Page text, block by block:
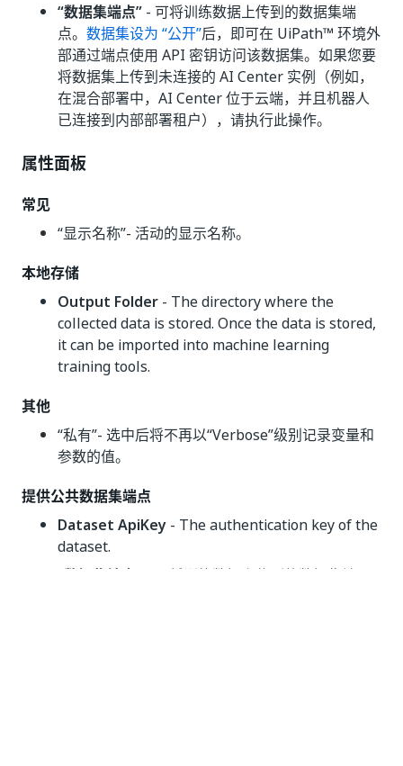
“数据集端点” - 可将训练数据上传到的数据集端
点。 数据集设为 “公开”后，即可在 UiPath™ 环境外
部通过端点使用 API 密钥访问该数据集。如果您要
将数据集上传到未连接的 AI Center 实例（例如，
在混合部署中，AI Center 位于云端，并且机器人
已连接到内部部署租户），请执行此操作。
属性面板
常见
“显示名称”- 活动的显示名称。
本地存储
Output Folder - The directory where the
collected data is stored. Once the data is stored,
it can be imported into machine learning
training tools.
其他
“私有”- 选中后将不再以“Verbose”级别记录变量和
参数的值。
提供公共数据集端点
Dataset ApiKey - The authentication key of the
dataset.
“数据集端点”
- 可将训练数据上传到的数据集端